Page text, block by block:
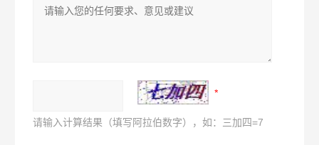
请输入计算结果（填写阿拉伯数字），如：三加四=7